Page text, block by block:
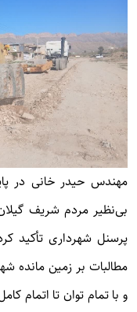
مهندس حیدر خانی در
بی‌نظیر مردم شریف
پرسنل شهرداری تأکید
مطالبات بر زمین مانده
و با تمام توان تا اتمام